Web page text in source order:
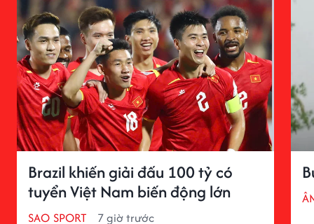
Brazil khiến giải đấu 100 tỷ có
tuyển Việt Nam biến động lớn
SAO SPORT 7 giờ trước